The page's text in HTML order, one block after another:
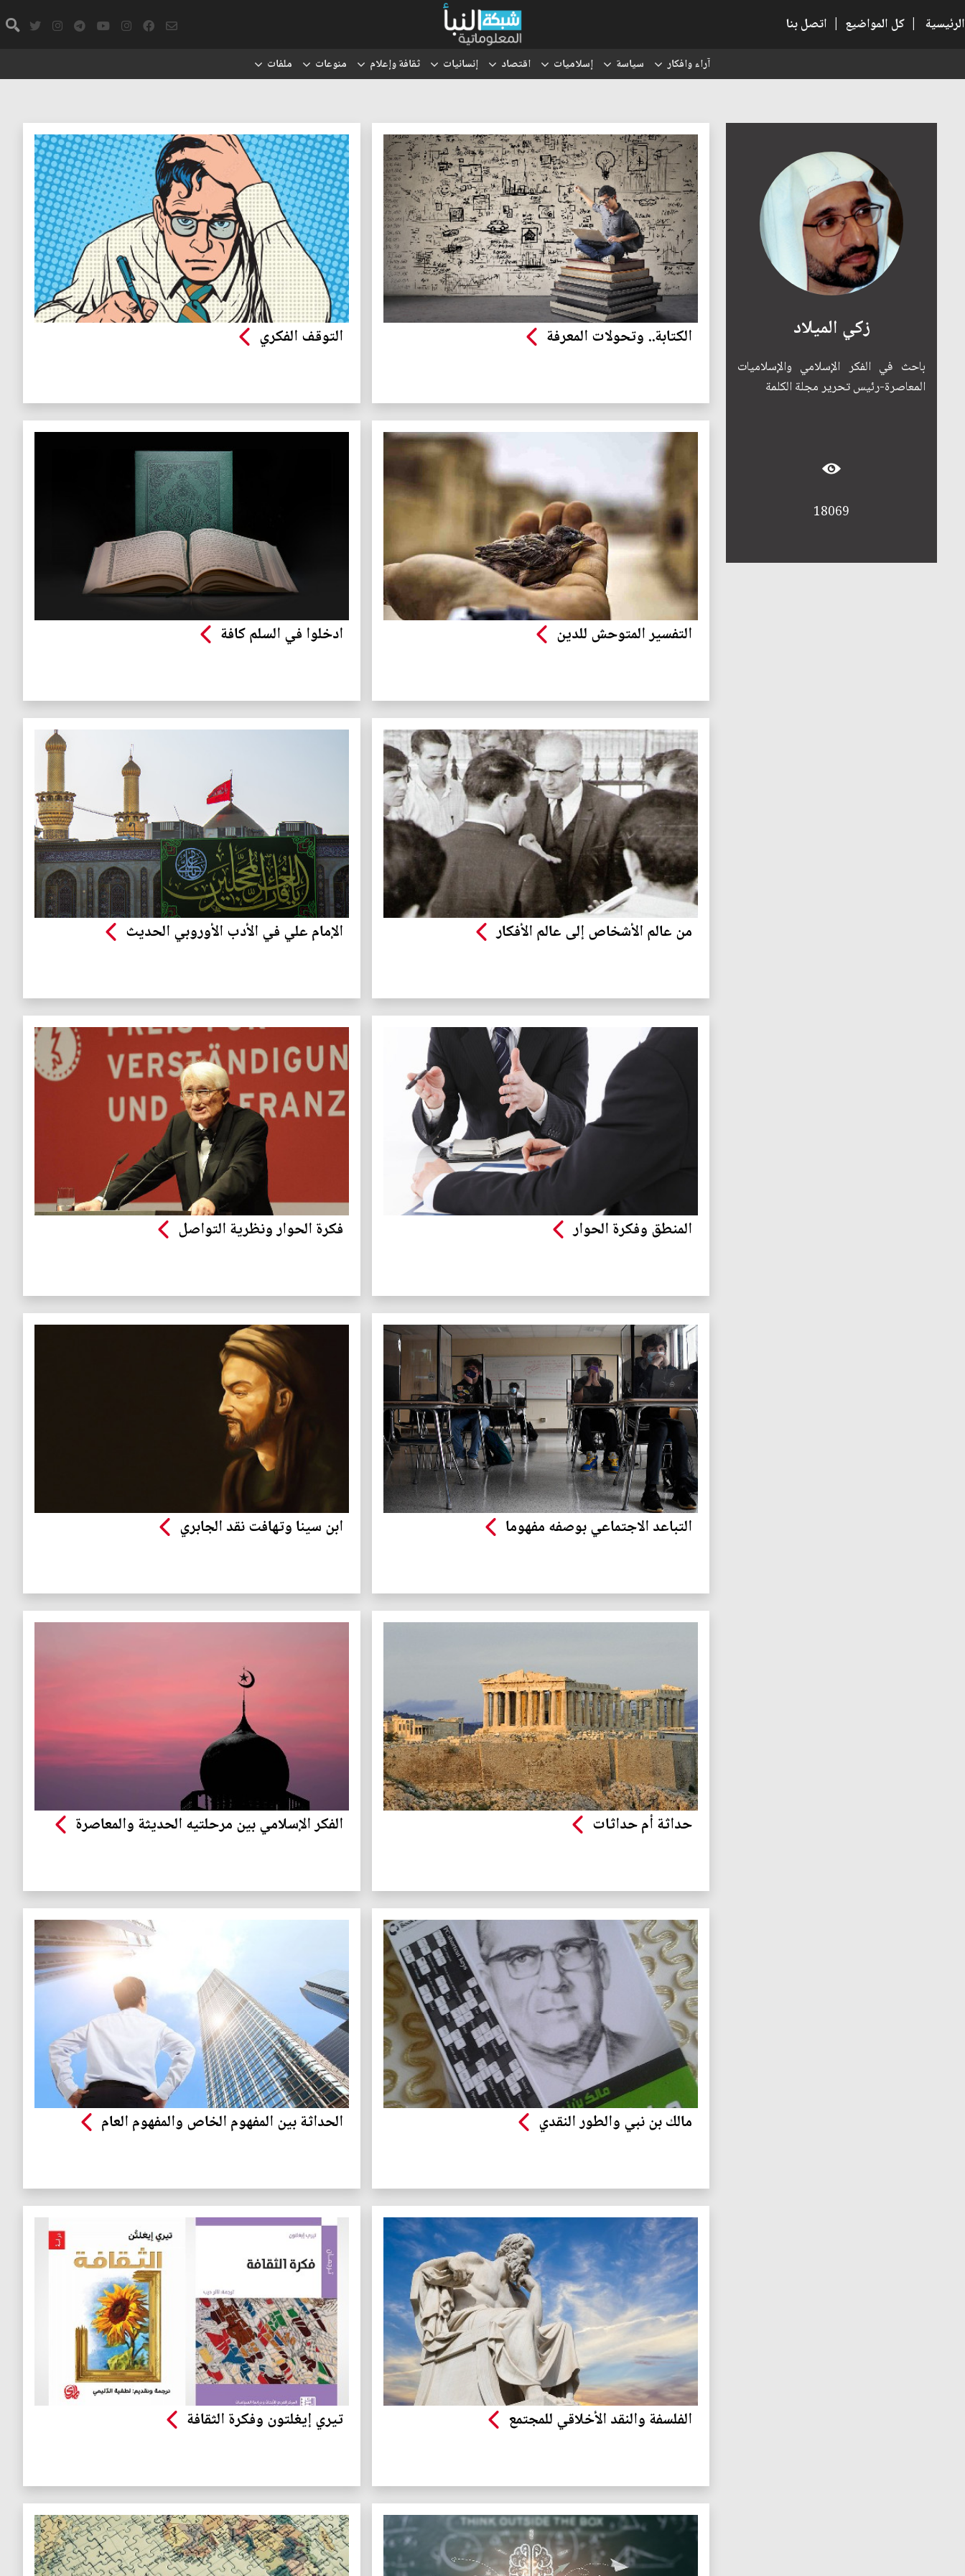
الرئيسية | كل المواضيع | اتصل بنا
آراء وافكار سياسة إسلاميات اقتصاد إنسانيات ثقافة وإعلام منوعات ملفات
زكي الميلاد
باحث في الفكر الإسلامي والإسلاميات
المعاصرة-رئيس تحرير مجلة الكلمة
18069
الكتابة.. وتحولات المعرفة التوقف الفكري
التفسير المتوحش للدين ادخلوا في السلم كافة
من عالم الأشخاص إلى عالم الأفكار الإمام علي في الأدب الأوروبي الحديث
المنطق وفكرة الحوار فكرة الحوار ونظرية التواصل
التباعد الاجتماعي بوصفه مفهوما ابن سينا وتهافت نقد الجابري
حداثة أم حداثات الفكر الإسلامي بين مرحلتيه الحديثة والمعاصرة
مالك بن نبي والطور النقدي الحداثة بين المفهوم الخاص والمفهوم العام
الفلسفة والنقد الأخلاقي للمجتمع تيري إيغلتون وفكرة الثقافة